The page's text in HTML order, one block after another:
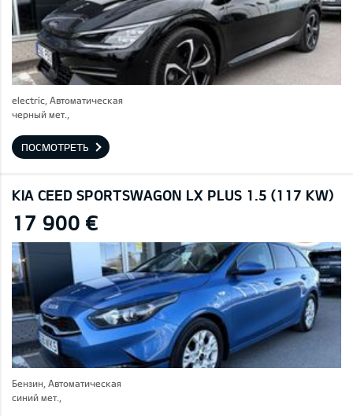
electric, Автоматическая
черный мет.,
ПОСМОТРЕТЬ
KIA CEED SPORTSWAGON LX PLUS 1.5 (117 KW)
17 900 €
Бензин, Автоматическая
синий мет.,